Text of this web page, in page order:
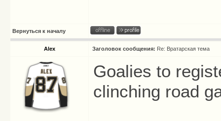
Вернуться к началу
Alex Заголовок сообщения: Re: Вратарская тема
Goalies to
clinching road